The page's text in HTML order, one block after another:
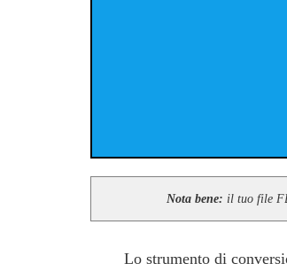
Nota bene: il tuo file
Lo strumento di